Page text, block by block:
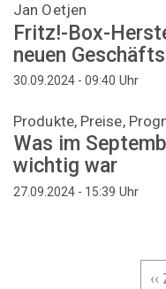
Jan Oetjen
Fritz!-Box-
neuen
30.09.2024 - 09:40 Uhr
Produkte, Preise,
Was im
wichtig war
27.09.2024 - 15:39 Uhr